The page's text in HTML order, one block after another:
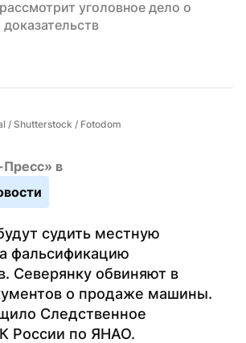
уголовное дело о
/ Shutterstock / Fotodom
в
судить местную
фальсификацию
Северянку обвиняют в
о продаже машины.
Следственное
России по ЯНАО.